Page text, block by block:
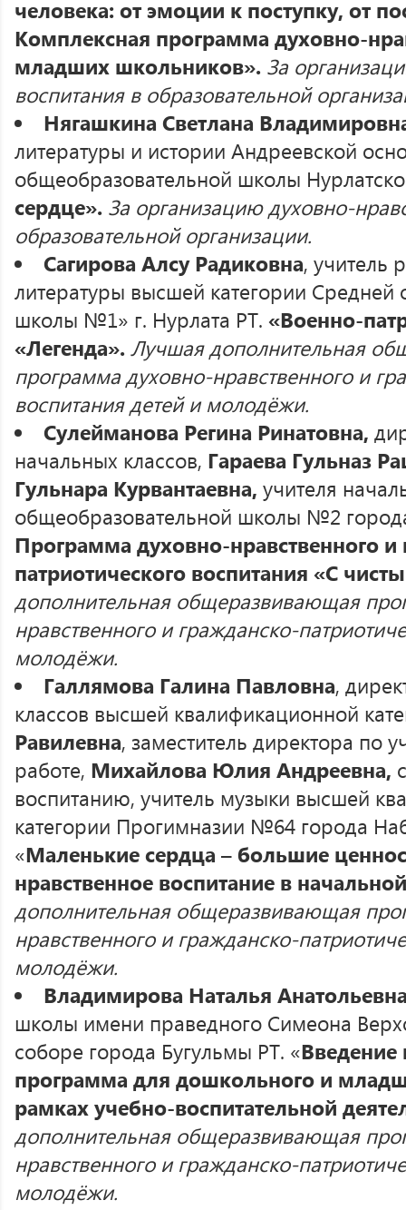
человека: от эмоции к поступку, от
Комплексная программа духовно-
младших школьников». За
воспитания в образовательной
Нягашкина Светлана
литературы и истории Андреевской
общеобразовательной школы
сердце». За организацию духовно-
образовательной организации.
Сагирова Алсу Радиковна, учитель
литературы высшей категории Средней
школы №1» г. Нурлата РТ. «Военно-
«Легенда». Лучшая дополнительная
программа духовно-нравственного и
воспитания детей и молодёжи.
Сулейманова Регина Ринатовна,
начальных классов, Гараева Гульназ
Гульнара Курвантаевна, учителя
общеобразовательной школы №2
Программа духовно-нравственного и
патриотического воспитания «С
дополнительная общеразвивающая
нравственного и гражданско-
молодёжи.
Галлямова Галина Павловна,
классов высшей квалификационной
Равилевна, заместитель директора по
работе, Михайлова Юлия Андреевна,
воспитанию, учитель музыки высшей
категории Прогимназии №64 города
«Маленькие сердца – большие
нравственное воспитание в
дополнительная общеразвивающая
нравственного и гражданско-
молодёжи.
Владимирова Наталья
школы имени праведного Симеона
соборе города Бугульмы РТ. «
программа для дошкольного и
рамках учебно-воспитательной
дополнительная общеразвивающая
нравственного и гражданско-
молодёжи.